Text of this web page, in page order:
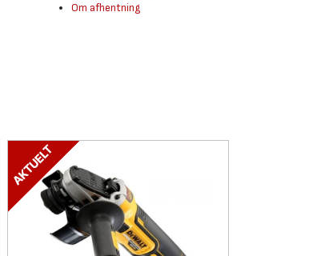
Om afhentning